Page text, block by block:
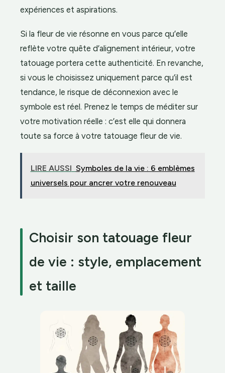
expériences et aspirations.
Si la fleur de vie résonne en vous parce qu’elle
reflète votre quête d’alignement intérieur, votre
tatouage portera cette authenticité. En revanche,
si vous le choisissez uniquement parce qu’il est
tendance, le risque de déconnexion avec le
symbole est réel. Prenez le temps de méditer sur
votre motivation réelle : c’est elle qui donnera
toute sa force à votre tatouage fleur de vie.
LIRE AUSSI Symboles de la vie : 6 emblèmes
universels pour ancrer votre renouveau
Choisir son tatouage fleur
de vie : style, emplacement
et taille